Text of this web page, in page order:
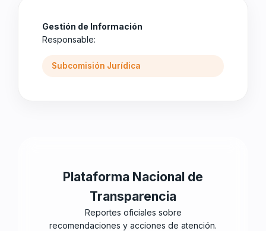
Gestión de Información
Responsable:
Subcomisión Jurídica
Plataforma Nacional de
Transparencia
Reportes oficiales sobre
recomendaciones y acciones de atención.